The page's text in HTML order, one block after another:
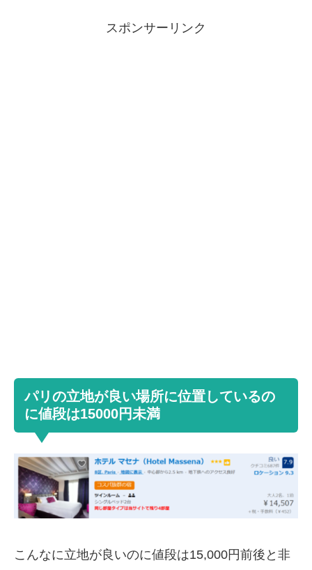
スポンサーリンク
パリの立地が良い場所に位置しているの
に値段は15000円未満
こんなに立地が良いのに値段は15,000円前後と非